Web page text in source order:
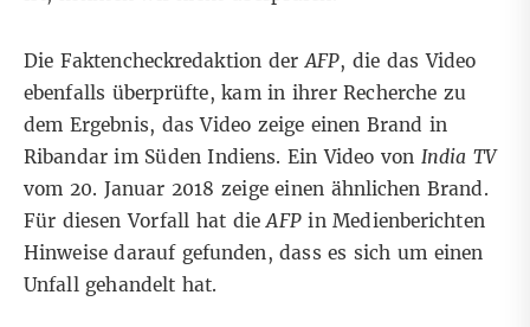
Die Faktencheckredaktion derAFP, die das Video
ebenfalls überprüfte, kam in ihrer Recherche zu
dem Ergebnis, das Video zeige einen Brand in
Ribandar im Süden Indiens. Ein Video von India TV
vom 20. Januar 2018 zeige einen ähnlichen Brand.
Für diesen Vorfall hat dieAFPin Medienberichten
Hinweise darauf gefunden, dass es sich um einen
Unfall gehandelt hat.